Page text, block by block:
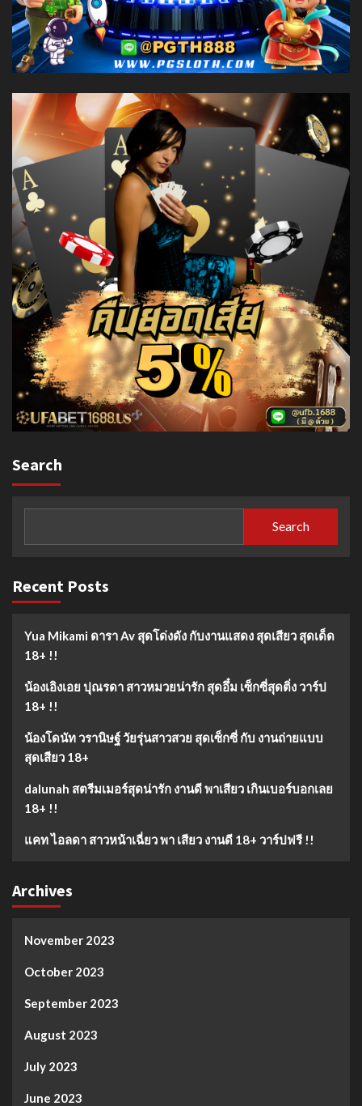
Search
Search
Recent Posts
Yua Mikami ดารา Av สุดโด่งดัง กับงานแสดง สุดเสียว สุดเด็ด
18+ !!
น้องเอิงเอย ปุณรดา สาวหมวยน่ารัก สุดอึ๋ม เซ็กซี่สุดติ่ง วาร์ป
18+ !!
น้องโดนัท วรานิษฐ์ วัยรุ่นสาวสวย สุดเซ็กซี่ กับ งานถ่ายแบบ
สุดเสียว 18+
dalunah สตรีมเมอร์สุดน่ารัก งานดี พาเสียว เกินเบอร์บอกเลย
18+ !!
แคท ไอลดา สาวหน้าเฉี่ยว พา เสียว งานดี 18+ วาร์ปฟรี !!
Archives
November 2023
October 2023
September 2023
August 2023
July 2023
June 2023